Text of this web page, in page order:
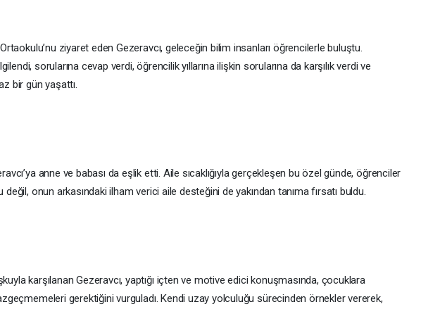
ziyaret eden Gezeravcı, geleceğin bilim insanları öğrencilerle buluştu.
sorularına cevap verdi, öğrencilik yıllarına ilişkin sorularına da karşılık verdi ve
bir gün yaşattı.
anne ve babası da eşlik etti. Aile sıcaklığıyla gerçekleşen bu özel günde, öğrenciler
onun arkasındaki ilham verici aile desteğini de yakından tanıma fırsatı buldu.
karşılanan Gezeravcı, yaptığı içten ve motive edici konuşmasında, çocuklara
gerektiğini vurguladı. Kendi uzay yolculuğu sürecinden örnekler vererek,